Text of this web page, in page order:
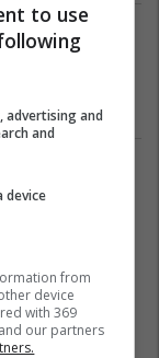
nga kriza,
për
nga kriza
to use
advertising and
and
device
from
device
with 369
our partners